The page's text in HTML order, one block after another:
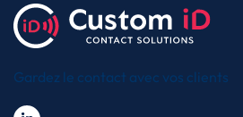
Gardez le contact avec vos clients